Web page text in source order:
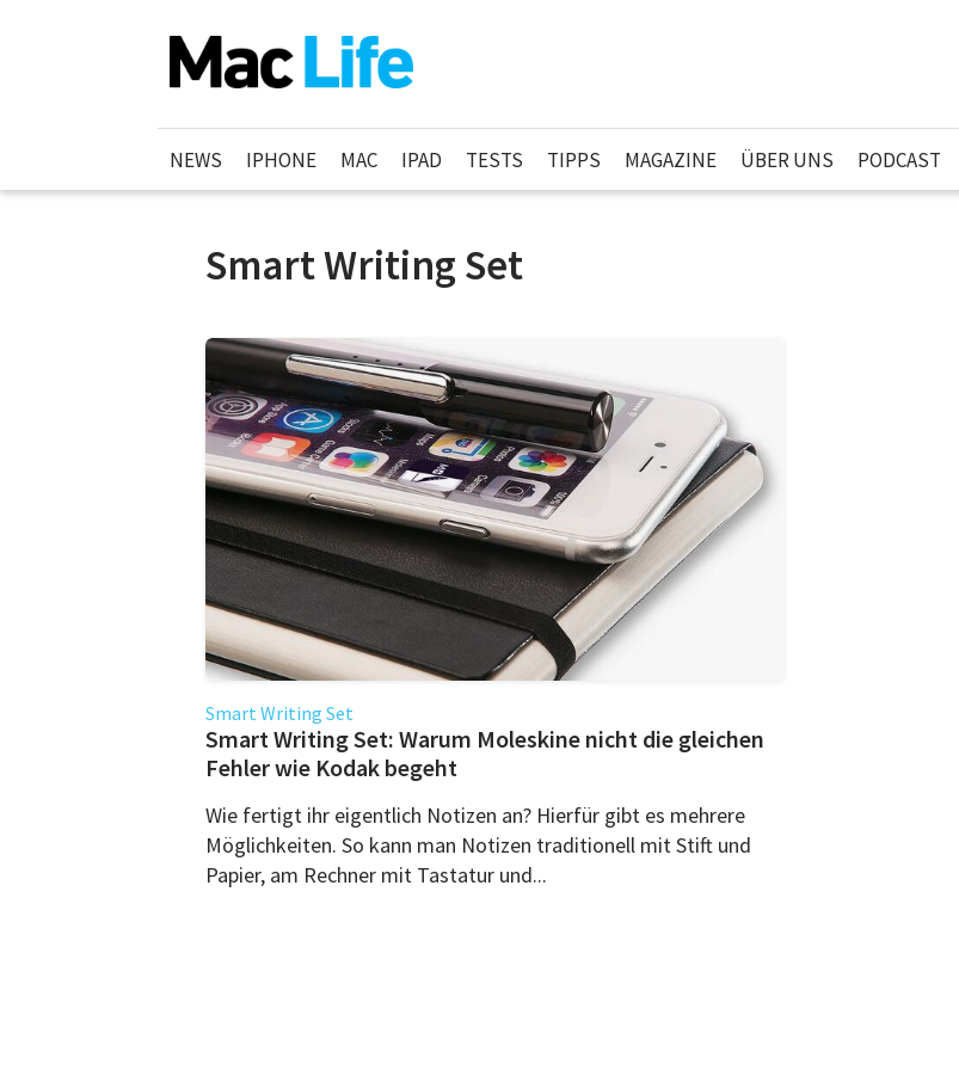
NEWS IPHONE MAC IPAD TESTS TIPPS MAGAZINE ÜBER UNS PODCAST
Smart Writing Set
Smart Writing Set
Smart Writing Set: Warum Moleskine nicht die gleichen
Fehler wie Kodak begeht
Wie fertigt ihr eigentlich Notizen an? Hierfür gibt es mehrere
Möglichkeiten. So kann man Notizen traditionell mit Stift und
Papier, am Rechner mit Tastatur und...